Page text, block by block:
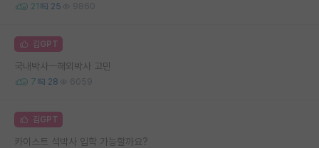
21 25 9860
김GPT
국내박사ㅡ해외박사 고민
7 28 6059
김GPT
카이스트 석박사 입학 가능할까요?